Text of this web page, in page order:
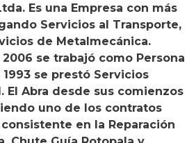
Es una Empresa con más
Servicios al Transporte,
de Metalmecánica.
2006 se trabajó como Persona
1993 se prestó Servicios
El Abra desde sus comienzos
uno de los contratos
en la Reparación